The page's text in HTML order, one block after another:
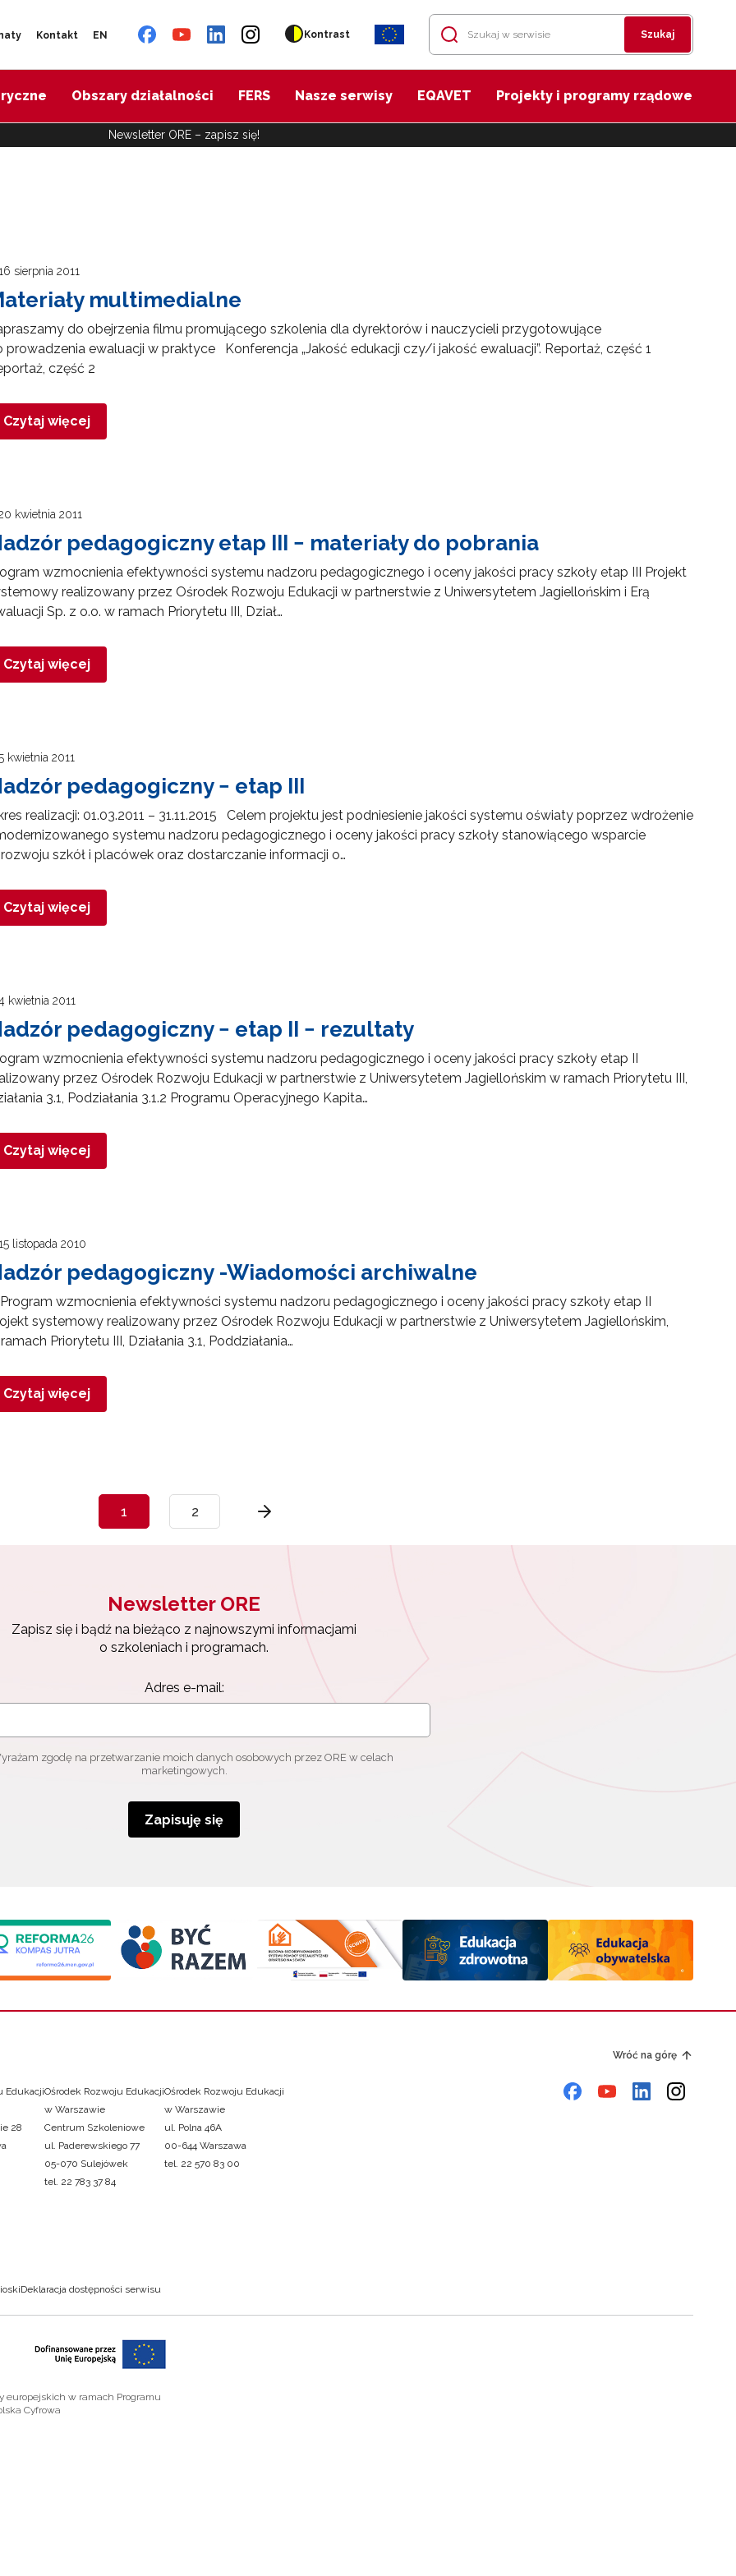
Kontakt EN Kontrast Szukaj
Obszary działalności FERS Nasze serwisy EQAVET Projekty i programy rządowe
Newsletter ORE – zapisz się!
sierpnia 2011
multimedialne
do obejrzenia filmu promującego szkolenia dla dyrektorów i nauczycieli przygotowujące
prowadzenia ewaluacji w praktyce Konferencja „Jakość edukacji czy/i jakość ewaluacji”. Reportaż, część 1
część 2
Czytaj więcej
kwietnia 2011
pedagogiczny etap III − materiały do pobrania
wzmocnienia efektywności systemu nadzoru pedagogicznego i oceny jakości pracy szkoły etap III Projekt
realizowany przez Ośrodek Rozwoju Edukacji w partnerstwie z Uniwersytetem Jagiellońskim i Erą
Sp. z o.o. w ramach Priorytetu III, Dział…
Czytaj więcej
kwietnia 2011
pedagogiczny − etap III
realizacji: 01.03.2011 – 31.11.2015 Celem projektu jest podniesienie jakości systemu oświaty poprzez wdrożenie
systemu nadzoru pedagogicznego i oceny jakości pracy szkoły stanowiącego wsparcie
szkół i placówek oraz dostarczanie informacji o…
Czytaj więcej
kwietnia 2011
pedagogiczny − etap II − rezultaty
wzmocnienia efektywności systemu nadzoru pedagogicznego i oceny jakości pracy szkoły etap II
przez Ośrodek Rozwoju Edukacji w partnerstwie z Uniwersytetem Jagiellońskim w ramach Priorytetu III,
3.1, Podziałania 3.1.2 Programu Operacyjnego Kapita…
Czytaj więcej
listopada 2010
pedagogiczny -Wiadomości archiwalne
wzmocnienia efektywności systemu nadzoru pedagogicznego i oceny jakości pracy szkoły etap II
systemowy realizowany przez Ośrodek Rozwoju Edukacji w partnerstwie z Uniwersytetem Jagiellońskim,
Priorytetu III, Działania 3.1, Poddziałania…
Czytaj więcej
1 2
Newsletter ORE
Zapisz się i bądź na bieżąco z najnowszymi informacjami
o szkoleniach i programach.
Adres e-mail:
zgodę na przetwarzanie moich danych osobowych przez ORE w celach
marketingowych.
Zapisuję się
Wróć na górę
Edukacji
28
Ośrodek Rozwoju Edukacji
w Warszawie
Centrum Szkoleniowe
ul. Paderewskiego 77
05-070 Sulejówek
tel. 22 783 37 84
Ośrodek Rozwoju Edukacji
w Warszawie
ul. Polna 46A
00-644 Warszawa
tel. 22 570 83 00
Deklaracja dostępności serwisu
europejskich w ramach Programu
Cyfrowa